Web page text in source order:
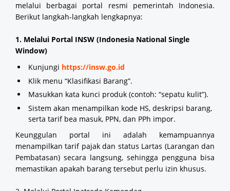
melalui berbagai portal resmi pemerintah Indonesia.
Berikut langkah-langkah lengkapnya:
1. Melalui Portal INSW (Indonesia National Single
Window)
Kunjungi https://insw.go.id
Klik menu “Klasifikasi Barang”.
Masukkan kata kunci produk (contoh: “sepatu kulit”).
Sistem akan menampilkan kode HS, deskripsi barang,
serta tarif bea masuk, PPN, dan PPh impor.
Keunggulan portal ini adalah kemampuannya
menampilkan tarif pajak dan status Lartas (Larangan dan
Pembatasan) secara langsung, sehingga pengguna bisa
memastikan apakah barang tersebut perlu izin khusus.